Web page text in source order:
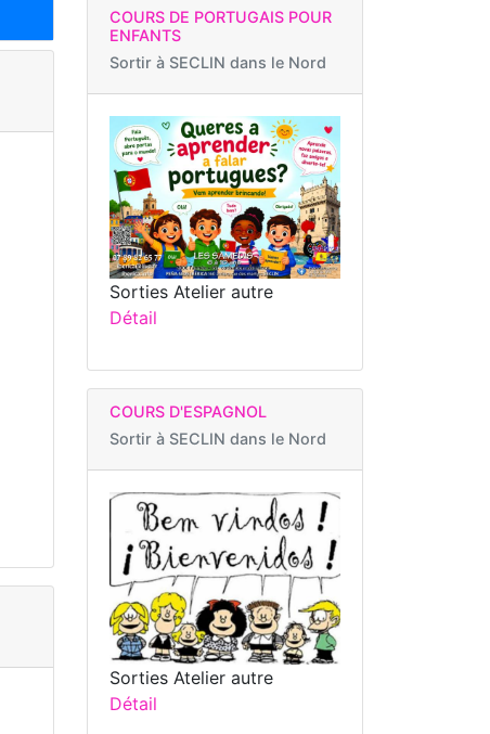
COURS DE PORTUGAIS POUR
ENFANTS
Sortir à SECLIN dans le Nord
Sorties Atelier autre
Détail
COURS D'ESPAGNOL
Sortir à SECLIN dans le Nord
Sorties Atelier autre
Détail